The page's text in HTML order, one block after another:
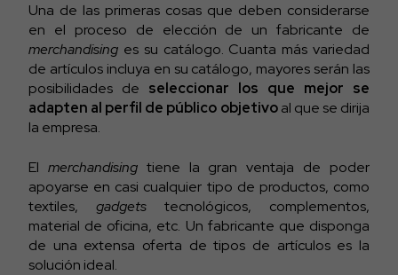
Una de las primeras cosas que deben considerarse
en el proceso de elección de un fabricante de
merchandising es su catálogo. Cuanta más variedad
de artículos incluya en su catálogo, mayores serán las
posibilidades de seleccionar los que mejor se
adapten al perfil de público objetivoal que se dirija
la empresa.
El merchandisingtiene la gran ventaja de poder
apoyarse en casi cualquier tipo de productos, como
textiles, gadgets tecnológicos, complementos,
material de oficina, etc. Un fabricante que disponga
de una extensa oferta de tipos de artículos es la
solución ideal.